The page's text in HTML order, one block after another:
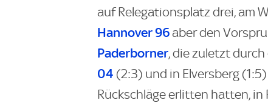
auf Relegationsplatz drei, am
Hannover 96aber den
Paderborner, die zuletzt
04 (2:3) und in Elversberg
Rückschläge erlitten hatten, in